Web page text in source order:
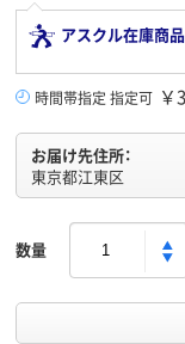
アスクル在庫商品
時間帯指定 指定可 ￥
お届け先住所：
東京都江東区
数量